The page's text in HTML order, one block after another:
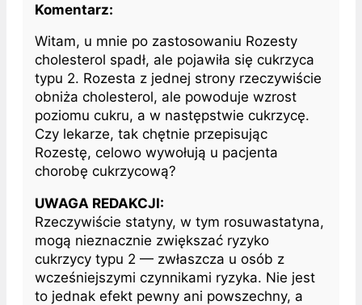
Komentarz:
Witam, u mnie po zastosowaniu Rozesty
cholesterol spadł, ale pojawiła się cukrzyca
typu 2. Rozesta z jednej strony rzeczywiście
obniża cholesterol, ale powoduje wzrost
poziomu cukru, a w następstwie cukrzycę.
Czy lekarze, tak chętnie przepisując
Rozestę, celowo wywołują u pacjenta
chorobę cukrzycową?
UWAGA REDAKCJI:
Rzeczywiście statyny, w tym rosuwastatyna,
mogą nieznacznie zwiększać ryzyko
cukrzycy typu 2 — zwłaszcza u osób z
wcześniejszymi czynnikami ryzyka. Nie jest
to jednak efekt pewny ani powszechny, a